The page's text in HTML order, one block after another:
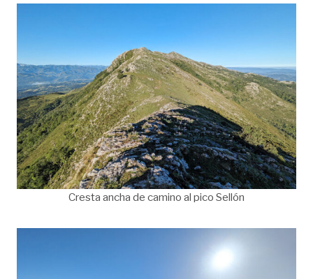
Cresta ancha de camino al pico Sellón